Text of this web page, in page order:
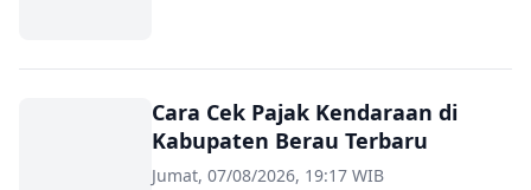
Cara Cek Pajak Kendaraan di
Kabupaten Berau Terbaru
Jumat, 07/08/2026, 19:17 WIB